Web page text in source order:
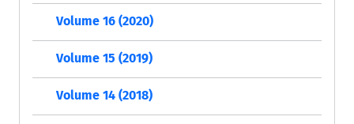
Volume 16 (2020)
Volume 15 (2019)
Volume 14 (2018)